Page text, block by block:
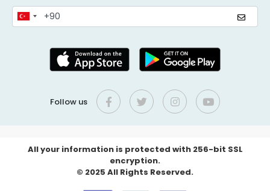
Follow us
All your information is protected with 256-bit SSL
encryption.
© 2025 All Rights Reserved.